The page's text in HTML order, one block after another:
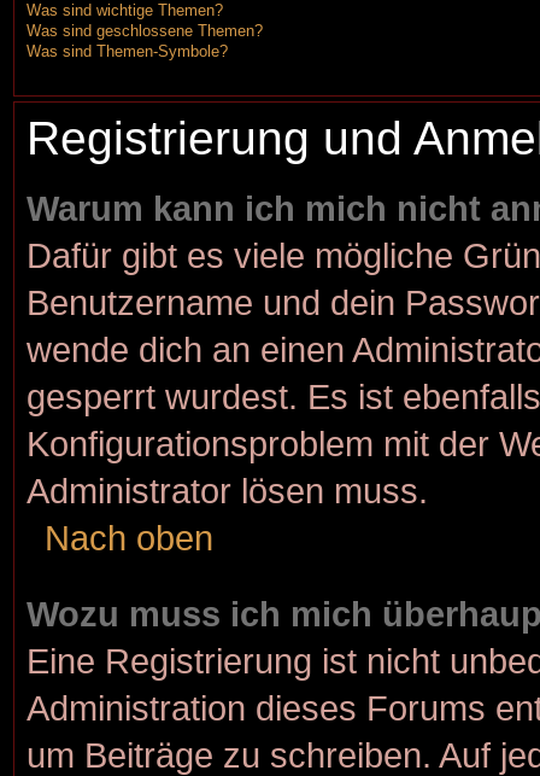
Was sind wichtige Themen?
Was sind geschlossene Themen?
Was sind Themen-Symbole?
Registrierung und
Warum kann ich mich nicht
Dafür gibt es viele mögliche
Benutzername und dein
wende dich an einen
gesperrt wurdest. Es ist
Konfigurationsproblem mit der
Administrator lösen muss.
Nach oben
Wozu muss ich mich
Eine Registrierung ist nicht
Administration dieses Forums
um Beiträge zu schreiben. Auf